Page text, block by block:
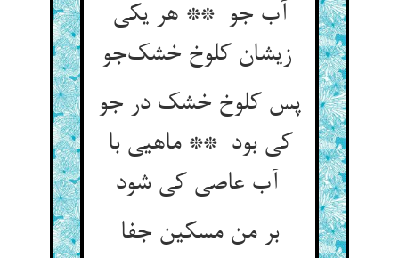
آب جو ** هر یکی
زیشان کلوخ خشک‌جو
پس کلوخ خشک در جو
کی بود ** ماهیی با
بر من مسکین جفا